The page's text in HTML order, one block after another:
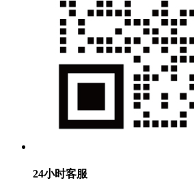
24小时客服